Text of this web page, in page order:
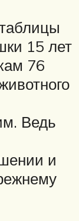
15 лет
76
Ведь
и